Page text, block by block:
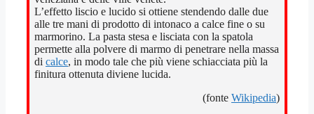
L’effetto liscio e lucido si ottiene stendendo dalle due
alle tre mani di prodotto di intonaco a calce fine o su
marmorino. La pasta stesa e lisciata con la spatola
permette alla polvere di marmo di penetrare nella massa
di calce, in modo tale che più viene schiacciata più la
finitura ottenuta diviene lucida.
(fonte Wikipedia)